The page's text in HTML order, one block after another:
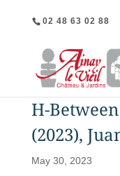
02 48 63 02 88
H-
(2023),
May 30, 2023